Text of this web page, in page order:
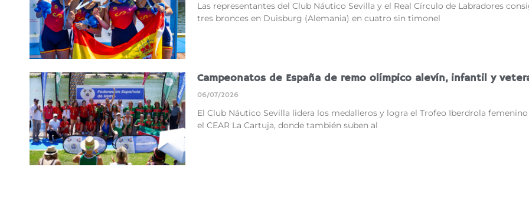
Las representantes del Club Náutico Sevilla y el Real Círculo de Labradores
tres bronces en Duisburg (Alemania) en cuatro sin timonel
Campeonatos de España de remo olímpico alevín, infantil y
06/07/2026
El Club Náutico Sevilla lidera los medalleros y logra el Trofeo Iberdrola femenino
el CEAR La Cartuja, donde también suben al